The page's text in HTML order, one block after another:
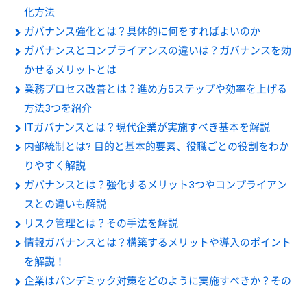
化方法
ガバナンス強化とは？具体的に何をすればよいのか
ガバナンスとコンプライアンスの違いは？ガバナンスを効
かせるメリットとは
業務プロセス改善とは？進め方5ステップや効率を上げる
方法3つを紹介
ITガバナンスとは？現代企業が実施すべき基本を解説
内部統制とは? 目的と基本的要素、役職ごとの役割をわか
りやすく解説
ガバナンスとは？強化するメリット3つやコンプライアン
スとの違いも解説
リスク管理とは？その手法を解説
情報ガバナンスとは？構築するメリットや導入のポイント
を解説！
企業はパンデミック対策をどのように実施すべきか？その